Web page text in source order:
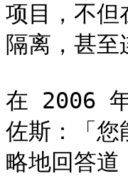
项目，不但
隔离，甚
在 2006 年
佐斯：「
略地回答道